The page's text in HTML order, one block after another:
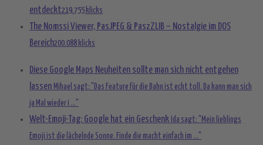
entdeckt219.755 klicks
The Nomssi Viewer, PasJPEG & PaszZLIB – Nostalgie im DOS
Bereich200.088 klicks
Diese Google Maps Neuheiten sollte man sich nicht entgehen
lassen Mihael sagt: "Das Feature für die Bahn ist echt toll. Da kann man sich
ja Mal wieder i ..."
Welt-Emoji-Tag: Google hat ein Geschenk Ida sagt: "Mein lieblings
Emoji ist die lächelnde Sonne. Finde die macht einfach im ..."